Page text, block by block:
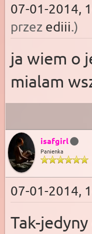
07-01-2014,
przez ediii.)
ja wiem o
mialam
isafgirl
Panienka
07-01-2014,
Tak-